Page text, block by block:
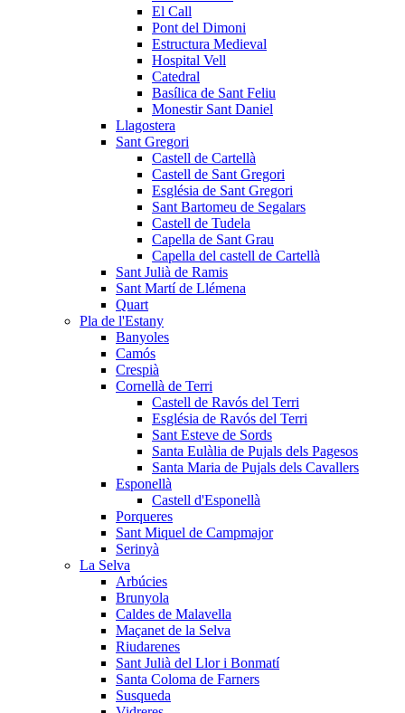
El Call
Pont del Dimoni
Estructura Medieval
Hospital Vell
Catedral
Basílica de Sant Feliu
Monestir Sant Daniel
Llagostera
Sant Gregori
Castell de Cartellà
Castell de Sant Gregori
Església de Sant Gregori
Sant Bartomeu de Segalars
Castell de Tudela
Capella de Sant Grau
Capella del castell de Cartellà
Sant Julià de Ramis
Sant Martí de Llémena
Quart
Pla de l'Estany
Banyoles
Camós
Crespià
Cornellà de Terri
Castell de Ravós del Terri
Església de Ravós del Terri
Sant Esteve de Sords
Santa Eulàlia de Pujals dels Pagesos
Santa Maria de Pujals dels Cavallers
Esponellà
Castell d'Esponellà
Porqueres
Sant Miquel de Campmajor
Serinyà
La Selva
Arbúcies
Brunyola
Caldes de Malavella
Maçanet de la Selva
Riudarenes
Sant Julià del Llor i Bonmatí
Santa Coloma de Farners
Susqueda